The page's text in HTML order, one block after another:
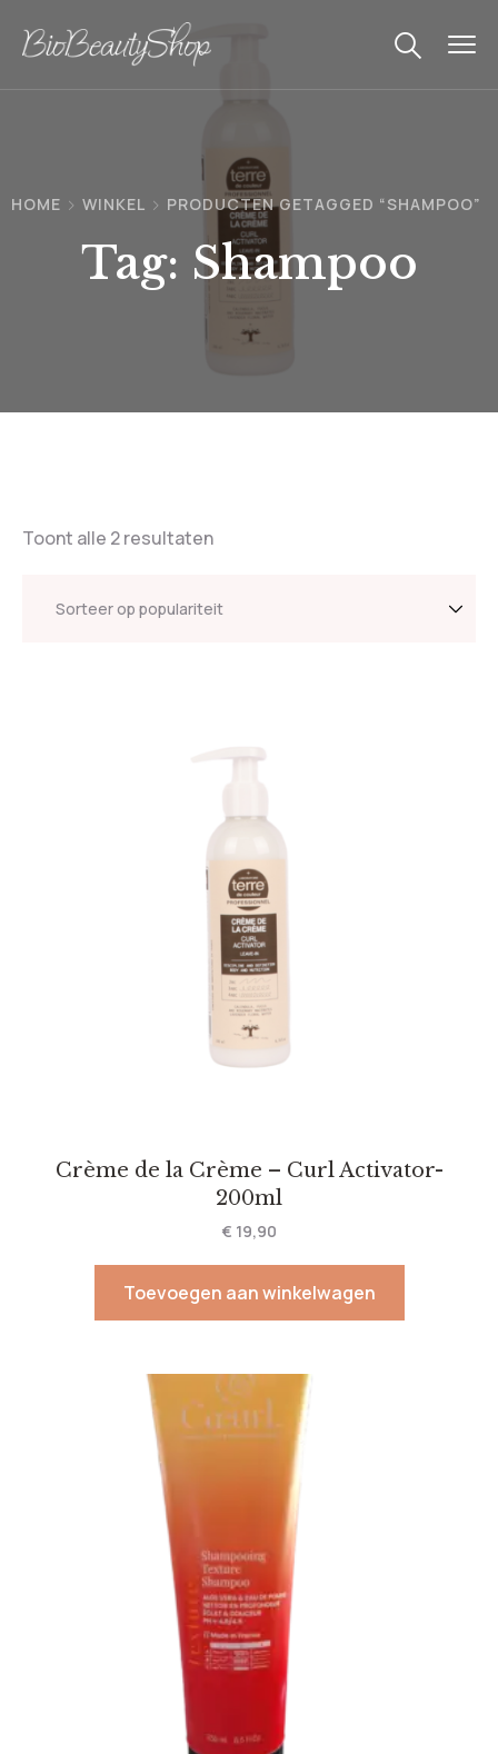
HOME WINKEL PRODUCTEN GETAGGED “SHAMPOO”
Tag: Shampoo
Toont alle 2 resultaten
Crème de la Crème – Curl Activator-
200ml
€ 19,90
Toevoegen aan winkelwagen